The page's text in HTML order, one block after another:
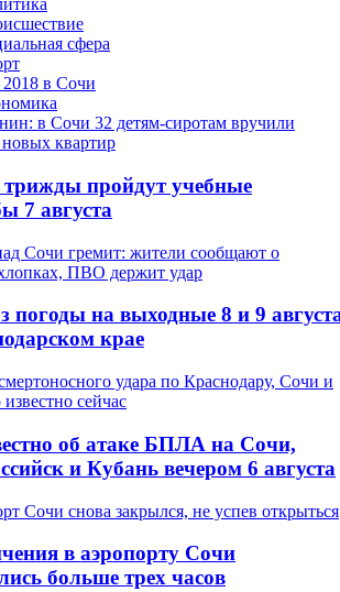
сфера
в Сочи
пройдут учебные
7 августа
погоды на выходные 8 и 9
крае
об атаке БПЛА на Сочи,
и Кубань вечером 6 августа
в аэропорту Сочи
больше трех часов